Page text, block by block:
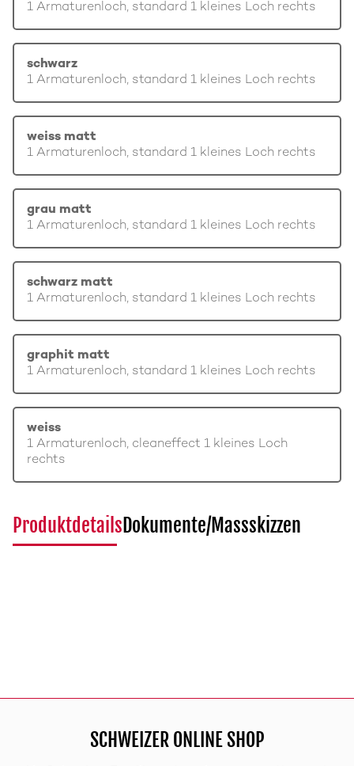
1 Armaturenloch, standard 1 kleines Loch rechts
schwarz
1 Armaturenloch, standard 1 kleines Loch rechts
weiss matt
1 Armaturenloch, standard 1 kleines Loch rechts
grau matt
1 Armaturenloch, standard 1 kleines Loch rechts
schwarz matt
1 Armaturenloch, standard 1 kleines Loch rechts
graphit matt
1 Armaturenloch, standard 1 kleines Loch rechts
weiss
1 Armaturenloch, cleaneffect 1 kleines Loch
rechts
ProduktdetailsDokumente/Massskizzen
SCHWEIZER ONLINE SHOP